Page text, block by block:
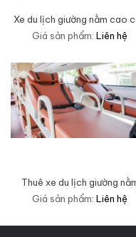
Xe du lịch giường nằm cao
Giá sản phẩm: Liên hệ
Thuê xe du lịch giường
Giá sản phẩm: Liên hệ